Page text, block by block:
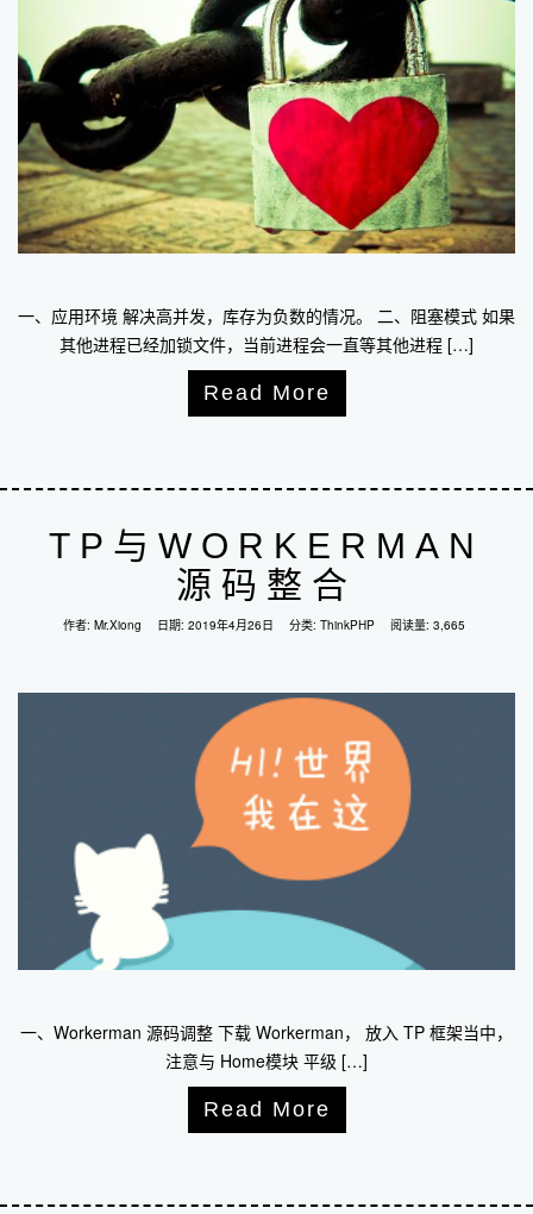
一、应用环境 解决高并发，库存为负数的情况。 二、阻塞模式 如果
其他进程已经加锁文件，当前进程会一直等其他进程 […]
Read More
TP与WORKERMAN
源码整合
作者: Mr.Xiong 日期: 2019年4月26日 分类: ThinkPHP 阅读量: 3,665
一、Workerman 源码调整 下载 Workerman， 放入 TP 框架当中，
注意与 Home模块 平级 […]
Read More